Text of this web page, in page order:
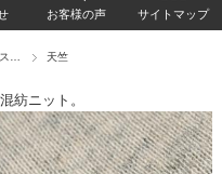
お客様の声 サイトマップ
… 天竺
紡ニット。